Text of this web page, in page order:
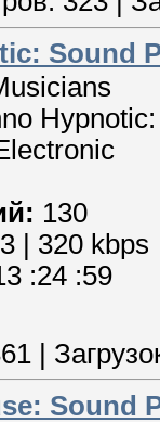
Sound
130
| 320 kbps
:24 :59
Sound